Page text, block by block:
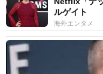
ルゲイト
海外エンタメ